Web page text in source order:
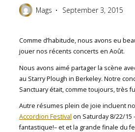
Mags September 3, 2015
Comme d’habitude, nous avons eu
jouer nos récents concerts en Août.
Nous avons aimé partager la scène
au Starry Plough in Berkeley. Notre
Sanctuary était, comme toujours, très
Autre résumes plein de joie incluent
Accordion Festival on Saturday 8/22/
fantastique!– et et la grande finale du